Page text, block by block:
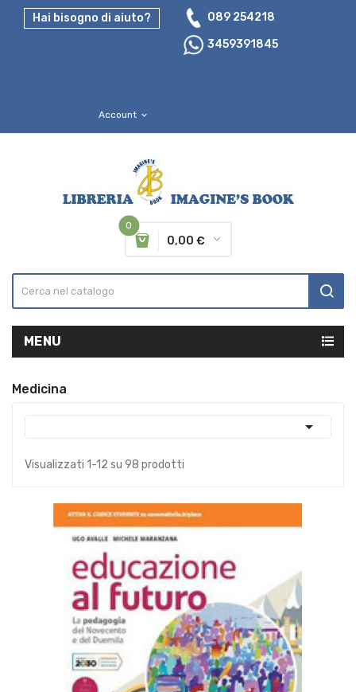
Hai bisogno di aiuto?
089 254218
3459391845
Account expand_more
0
0,00 €
MENU
Medicina

Visualizzati 1-12 su 98 prodotti